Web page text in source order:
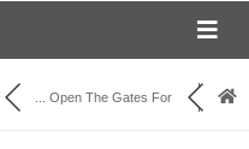
Open The Gates For ...